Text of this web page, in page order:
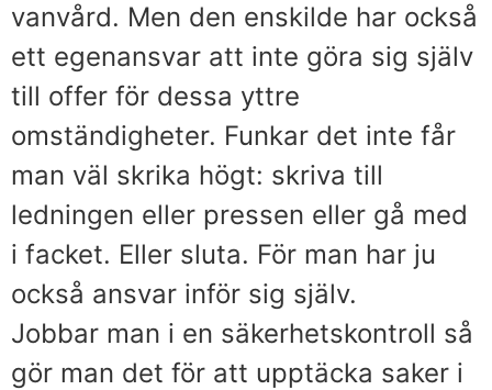
vanvård. Men den enskilde har också
ett egenansvar att inte göra sig själv
till offer för dessa yttre
omständigheter. Funkar det inte får
man väl skrika högt: skriva till
ledningen eller pressen eller gå med
i facket. Eller sluta. För man har ju
också ansvar inför sig själv.
Jobbar man i en säkerhetskontroll så
gör man det för att upptäcka saker i